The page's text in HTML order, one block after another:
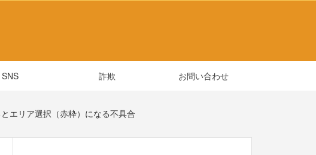
SNS 詐欺 お問い合わせ
エリア選択（赤枠）になる不具合